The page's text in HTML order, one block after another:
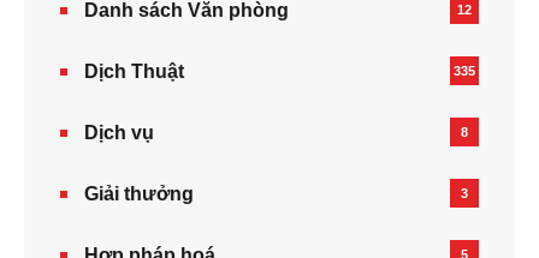
Danh sách Văn phòng 12
Dịch Thuật 335
Dịch vụ 8
Giải thưởng 3
5